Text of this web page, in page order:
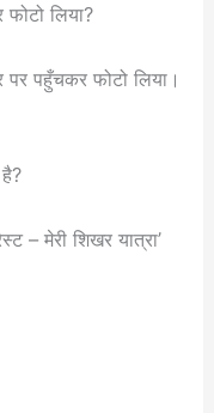
लिया?
पहुँचकर फोटो लिया।
– मेरी शिखर यात्रा’